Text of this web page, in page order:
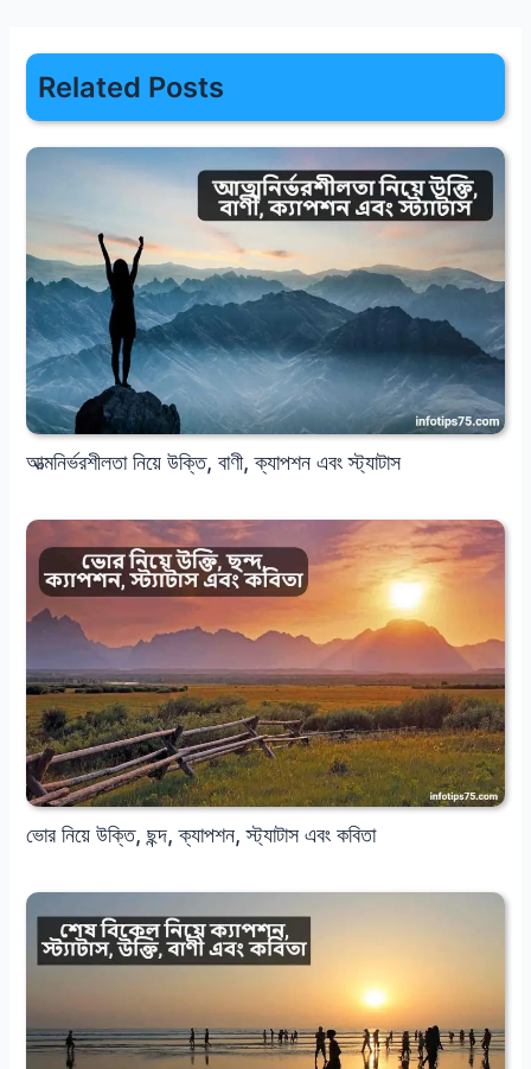
Related Posts
আত্মনির্ভরশীলতা নিয়ে উক্তি, বাণী, ক্যাপশন এবং স্ট্যাটাস
ভোর নিয়ে উক্তি, ছন্দ, ক্যাপশন, স্ট্যাটাস এবং কবিতা